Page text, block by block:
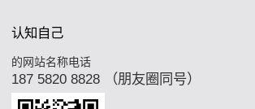
认知自己
的网站名称电话
187 5820 8828 （朋友圈同号）